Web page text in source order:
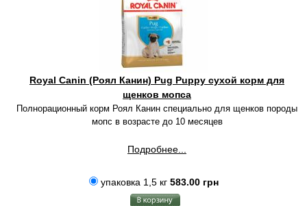
Royal Canin (Роял Канин) Pug Puppy сухой корм для
щенков мопса
Полнорационный корм Роял Канин специально для щенков породы
мопс в возрасте до 10 месяцев
Подробнее...
упаковка 1,5 кг 583.00 грн